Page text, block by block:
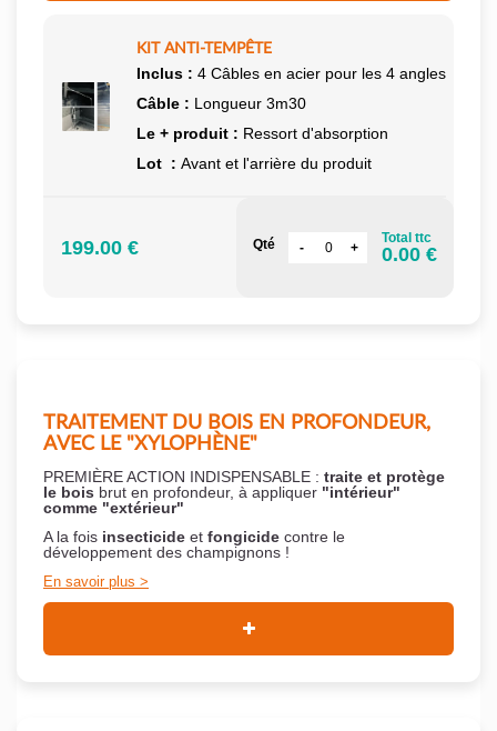
KIT ANTI-TEMPÊTE
Inclus : 4 Câbles en acier pour les 4 angles
Câble : Longueur 3m30
Le + produit : Ressort d'absorption
Lot : Avant et l'arrière du produit
199.00 € Qté Total ttc
0.00 €
TRAITEMENT DU BOIS EN PROFONDEUR,
AVEC LE "XYLOPHÈNE"
PREMIÈRE ACTION INDISPENSABLE : traite et protège
le bois brut en profondeur, à appliquer "intérieur"
comme "extérieur"
A la fois insecticide et fongicide contre le
développement des champignons !
En savoir plus